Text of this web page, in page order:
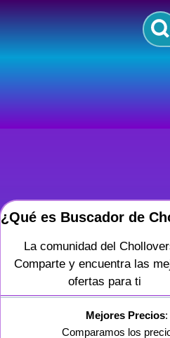
¿Qué es Buscador de
La comunidad del
Comparte y encuentra las
ofertas para ti
Mejores Precios:
Comparamos los